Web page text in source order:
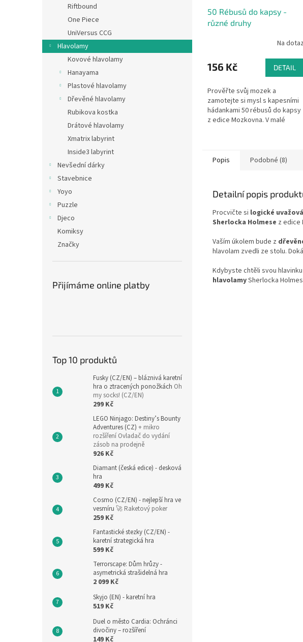
Riftbound
One Piece
UniVersus CCG
Hlavolamy
Kovové hlavolamy
Hanayama
Plastové hlavolamy
Dřevěné hlavolamy
Rubikova kostka
Drátové hlavolamy
Xmatrix labyrint
Inside3 labyrint
Nevšední dárky
Stavebnice
Yoyo
Puzzle
Djeco
Komiksy
Značky
Přijímáme online platby
Top 10 produktů
Fusky (CZ/EN) – bláznivá karetní
hra o ztracených ponožkách Oh
my socks! (CZ/EN)
299 Kč
LEGO Ninjago: Destiny’s Bounty
Adventures (CZ) + mikro
rozšíření Ovladač do vydání
zásob na prodejně
926 Kč
Diamant (česká edice) - desková
hra
499 Kč
Cosmo (CZ/EN) - nejlepší hra ve
vesmíru 🚀 Raketový poker
259 Kč
Fantastické stezky (CZ/EN) -
karetní strategická hra
599 Kč
Terrorscape: Dům hrůzy -
asymetrická strašidelná hra
2 099 Kč
Skyjo (EN) - karetní hra
519 Kč
Duel o město Cardia: Ochránci
divočiny – rozšíření
149 Kč
50 Rébusů do kapsy -
různé druhy
Na dotaz
156 Kč DETAIL
Prověřte svůj mozek a
zamotejte si mysl s kapesními
hádankami 50 rébusů do kapsy
z edice Mozkovna. V malé
Popis Podobné (8)
Detailní popis
Procvičte si logické
Sherlocka Holmese z edice
Vaším úkolem bude z
hlavolam zvedli ze stolu.
Kdybyste chtěli svou
hlavolamySherlocka